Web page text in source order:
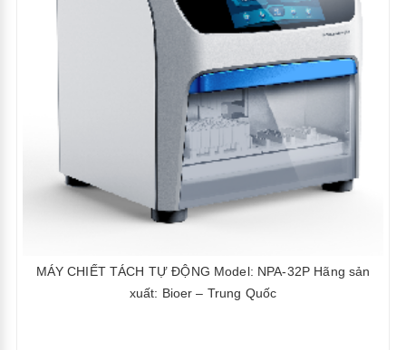
MÁY CHIẾT TÁCH TỰ ĐỘNG Model: NPA-32P Hãng sản
xuất: Bioer – Trung Quốc